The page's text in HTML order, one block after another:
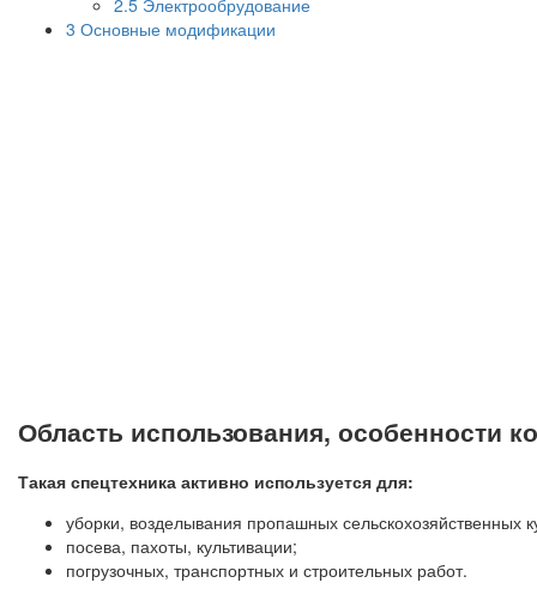
3 Основные модификации
Область использования, особенности
Такая спецтехника активно используется для:
уборки, возделывания пропашных сельскохозяйственных
посева, пахоты, культивации;
погрузочных, транспортных и строительных работ.